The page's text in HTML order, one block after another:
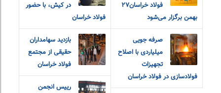
فولاد خراسان۲۷
بهمن برگزار می‌شود
در کیش، با حضور
فولاد خراسان
صرفه جویی
میلیاردی با اصلاح
تجهیزات
فولادسازی در فولاد خراسان
بازدید سهامداران
حقیقی از مجتمع
فولاد خراسان
رییس انجمن